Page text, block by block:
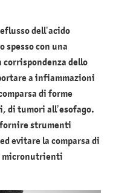
dell’acido
spesso con una
corrispondenza dello
a infiammazioni
di forme
di tumori all’esofago.
strumenti
evitare la comparsa di
micronutrienti